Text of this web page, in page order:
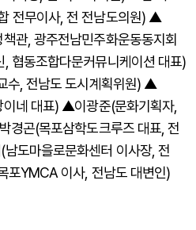
전무이사, 전 전남도의원) ▲
관, 광주전남민주화운동동지회
협동조합다문커뮤니케이션 대표)
수, 전남도 도시계획위원) ▲
네 대표) ▲이광준(문화기획자,
경곤(목포삼학도크루즈 대표, 전
도마을로문화센터 이사장, 전
포YMCA 이사, 전남도 대변인)